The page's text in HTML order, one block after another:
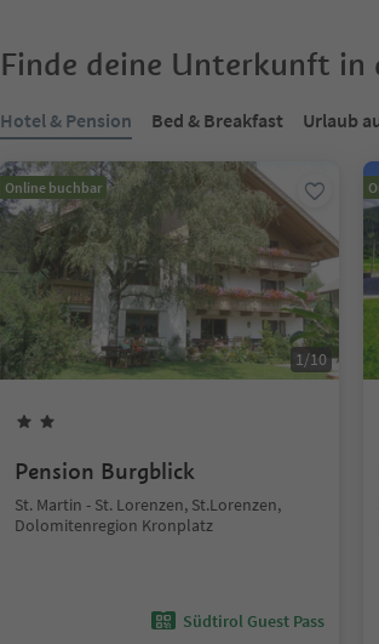
Finde deine Unterkunft in
Hotel & Pension Bed & Breakfast Urlaub
Online buchbar
1/10
Pension Burgblick
St. Martin - St. Lorenzen, St.Lorenzen,
Dolomitenregion Kronplatz
Südtirol Guest Pass